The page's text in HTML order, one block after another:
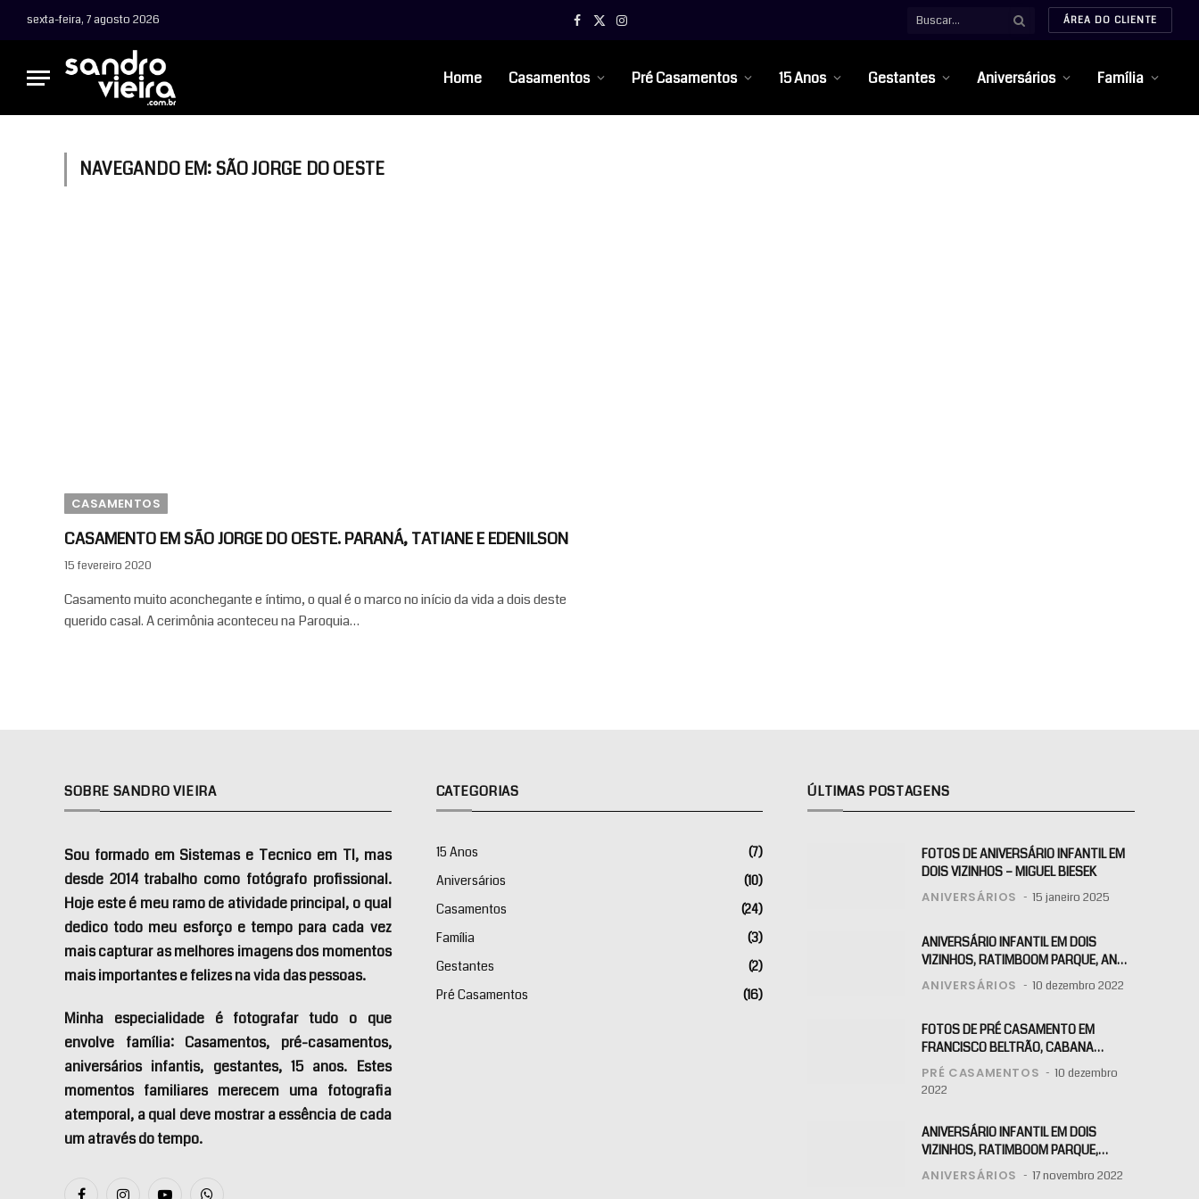
sexta-feira, 7 agosto 2026 Facebook
X
Instagram ÁREA DO CLIENTE
Home Casamentos Pré Casamentos 15 Anos Gestantes Aniversários Família
NAVEGANDO EM:SÃO JORGE DO OESTE
CASAMENTOS
CASAMENTO EM SÃO JORGE DO OESTE. PARANÁ, TATIANE E EDENILSON
15 fevereiro 2020
Casamento muito aconchegante e íntimo, o qual é o marco no início da vida a dois deste
querido casal. A cerimônia aconteceu na Paroquia…
SOBRE SANDRO VIEIRA
Sou formado em Sistemas e Tecnico em TI, mas
desde 2014 trabalho como fotógrafo profissional.
Hoje este é meu ramo de atividade principal, o qual
dedico todo meu esforço e tempo para cada vez
mais capturar as melhores imagens dos momentos
mais importantes e felizes na vida das pessoas.
Minha especialidade é fotografar tudo o que
envolve família: Casamentos, pré-casamentos,
aniversários infantis, gestantes, 15 anos. Estes
momentos familiares merecem uma fotografia
atemporal, a qual deve mostrar a essência de cada
um através do tempo.
CATEGORIAS
15 Anos
(7)
Aniversários
(10)
Casamentos
(24)
Família
(3)
Gestantes
(2)
Pré Casamentos
(16)
ÚLTIMAS POSTAGENS
FOTOS DE ANIVERSÁRIO INFANTIL EM
DOIS VIZINHOS – MIGUEL BIESEK
ANIVERSÁRIOS 15 janeiro 2025
ANIVERSÁRIO INFANTIL EM DOIS
VIZINHOS, RATIMBOOM PARQUE, ANA
BEATRIZ
ANIVERSÁRIOS 10 dezembro 2022
FOTOS DE PRÉ CASAMENTO EM
FRANCISCO BELTRÃO, CABANA
MANHARE, ALINE E KLAITON
PRÉ CASAMENTOS
10 dezembro
2022
ANIVERSÁRIO INFANTIL EM DOIS
VIZINHOS, RATIMBOOM PARQUE,
MARIA
ANIVERSÁRIOS 17 novembro 2022